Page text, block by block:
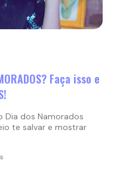
Faça isso e
Dia dos Namorados
te salvar e mostrar